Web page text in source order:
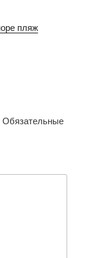
Обязательные